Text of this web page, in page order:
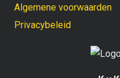
Algemene voorwaarden
Privacybeleid